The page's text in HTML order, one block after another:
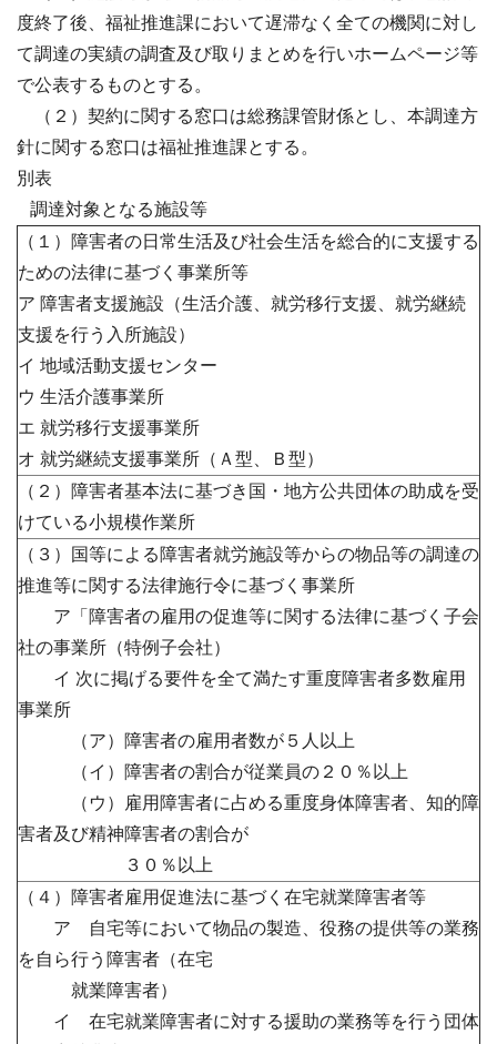
度終了後、福祉推進課において遅滞なく全ての機関に対し
て調達の実績の調査及び取りまとめを行いホームページ等
で公表するものとする。
（２）契約に関する窓口は総務課管財係とし、本調達方
針に関する窓口は福祉推進課とする。
別表
調達対象となる施設等
（１）障害者の日常生活及び社会生活を総合的に支援する
ための法律に基づく事業所等
ア 障害者支援施設（生活介護、就労移行支援、就労継続
支援を行う入所施設）
イ 地域活動支援センター
ウ 生活介護事業所
エ 就労移行支援事業所
オ 就労継続支援事業所（Ａ型、Ｂ型）
（２）障害者基本法に基づき国・地方公共団体の助成を受
けている小規模作業所
（３）国等による障害者就労施設等からの物品等の調達の
推進等に関する法律施行令に基づく事業所
ア「障害者の雇用の促進等に関する法律に基づく子会
社の事業所（特例子会社）
イ 次に掲げる要件を全て満たす重度障害者多数雇用
事業所
（ア）障害者の雇用者数が５人以上
（イ）障害者の割合が従業員の２０％以上
（ウ）雇用障害者に占める重度身体障害者、知的障
害者及び精神障害者の割合が
３０％以上
（４）障害者雇用促進法に基づく在宅就業障害者等
ア 自宅等において物品の製造、役務の提供等の業務
を自ら行う障害者（在宅
就業障害者）
イ 在宅就業障害者に対する援助の業務等を行う団体